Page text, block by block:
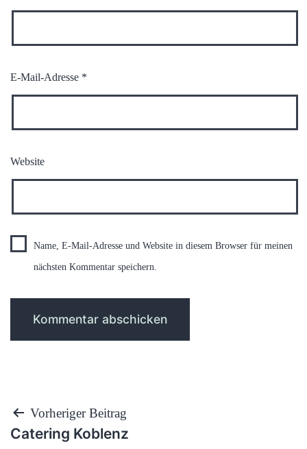
E-Mail-Adresse *
Website
Name, E-Mail-Adresse und Website in diesem Browser für meinen
nächsten Kommentar speichern.
Beitragsnavigation
Vorheriger Beitrag
Catering Koblenz